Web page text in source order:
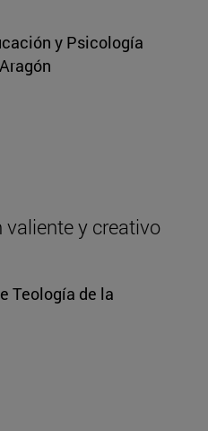
y Psicología
valiente y creativo
Teología de la